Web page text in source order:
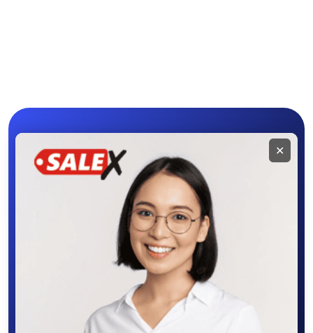
Мобильное
приложение
Скачайте приложение в Google Play –
крутите колесо фортуны, выигрывайте
бонусы, удобно ищите и размещайте
объявления - все это в нашем мобильном
приложении SALEX!
✕